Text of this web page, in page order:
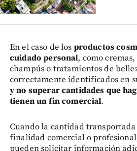
En el caso de los productos
cuidado personal, como
champús o tratamientos de
correctamente identificados en
y no superar cantidades que
tienen un fin comercial.
Cuando la cantidad
finalidad comercial o
pueden solicitar información